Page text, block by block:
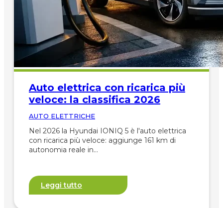
Auto elettrica con ricarica più
veloce: la classifica 2026
AUTO ELETTRICHE
Nel 2026 la Hyundai IONIQ 5 è l'auto elettrica
con ricarica più veloce: aggiunge 161 km di
autonomia reale in…
Leggi tutto